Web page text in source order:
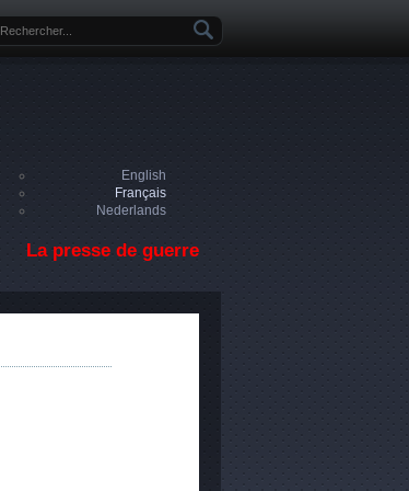
Formulaire de recherche
English
Français
Nederlands
La presse de guerre